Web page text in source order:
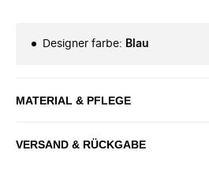
Designer farbe: Blau
MATERIAL & PFLEGE
VERSAND & RÜCKGABE